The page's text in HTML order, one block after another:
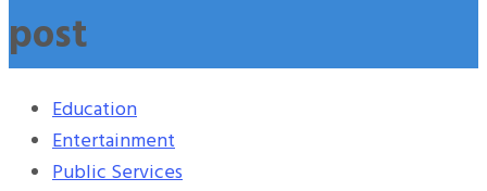
post
Education
Entertainment
Public Services